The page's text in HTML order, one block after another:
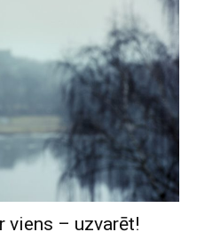
viens – uzvarēt!